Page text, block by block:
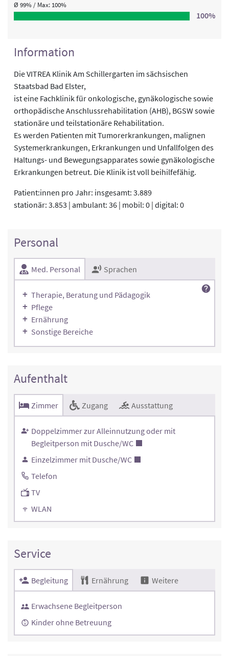
Ø 99% / Max: 100%
100%
Information
Die VITREA Klinik Am Schillergarten im sächsischen
Staatsbad Bad Elster,
ist eine Fachklinik für onkologische, gynäkologische sowie
orthopädische Anschlussrehabilitation (AHB), BGSW sowie
stationäre und teilstationäre Rehabilitation.
Es werden Patienten mit Tumorerkrankungen, malignen
Systemerkrankungen, Erkrankungen und Unfallfolgen des
Haltungs- und Bewegungsapparates sowie gynäkologische
Erkrankungen betreut. Die Klinik ist voll beihilfefähig.
Patient:innen pro Jahr: insgesamt: 3.889
stationär: 3.853 | ambulant: 36 | mobil: 0 | digital: 0
Personal
Med. Personal Sprachen
Therapie, Beratung und Pädagogik
Pflege
Ernährung
Sonstige Bereiche
Aufenthalt
Zimmer Zugang Ausstattung
Doppelzimmer zur Alleinnutzung oder mit
Begleitperson mit Dusche/WC
Einzelzimmer mit Dusche/WC
Telefon
TV
WLAN
Service
Begleitung Ernährung Weitere
Erwachsene Begleitperson
Kinder ohne Betreuung